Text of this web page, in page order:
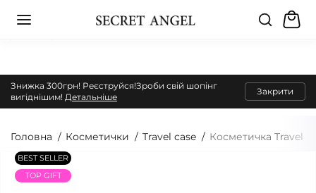
Знижка 300грн! Реєструйся!Зроби свій шопінг
вигіднішим! Детальніше
Закрити
Головна Косметички Travel case Косметичка Travel
BEST SELLER
TOP GIFT